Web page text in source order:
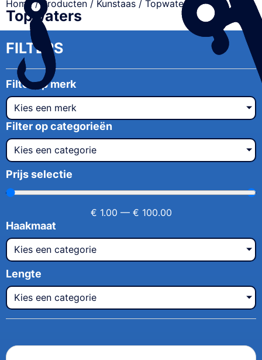
Home/ Producten / Kunstaas / Topwaters
Topwaters
FILTERS
Filter op merk
Kies een merk
Filter op categorieën
Kies een categorie
Prijs selectie
€ 1.00 — € 100.00
Haakmaat
Kies een categorie
Lengte
Kies een categorie